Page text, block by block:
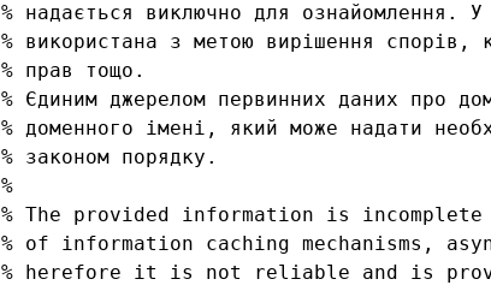
% надається виключно для ознайомлення.
% використана з метою вирішення спорів,
% прав тощо.
% Єдиним джерелом первинних даних про
% доменного імені, який може надати
% законом порядку.
%
% The provided information is
% of information caching mechanisms,
% herefore it is not reliable and is